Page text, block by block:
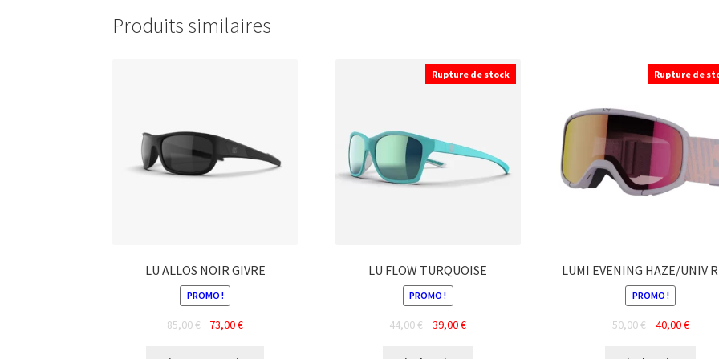
Produits similaires
LU ALLOS NOIR GIVRE
PROMO !
85,00€
Le73,00€Le
Rupture de stock
LU FLOW TURQUOISE
PROMO !
44,00€
Le39,00€Le
Rupture de
LUMI EVENING HAZE/UNIV
PROMO !
50,00€
Le40,00€Le